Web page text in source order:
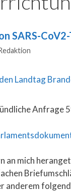
SARS-
Anfrage
an mich
anderem